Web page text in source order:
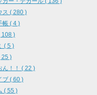
ス ( 280 )
帳 ( 4 )
108 )
( 5 )
25 )
ん！！ ( 22 )
ブ ( 60 )
( 55 )